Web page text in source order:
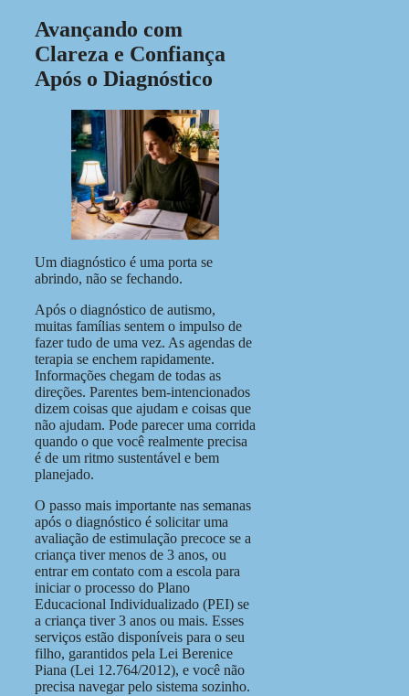
Avançando com
Clareza e Confiança
Após o Diagnóstico
Um diagnóstico é uma porta se
abrindo, não se fechando.
Após o diagnóstico de autismo,
muitas famílias sentem o impulso de
fazer tudo de uma vez. As agendas de
terapia se enchem rapidamente.
Informações chegam de todas as
direções. Parentes bem-intencionados
dizem coisas que ajudam e coisas que
não ajudam. Pode parecer uma corrida
quando o que você realmente precisa
é de um ritmo sustentável e bem
planejado.
O passo mais importante nas semanas
após o diagnóstico é solicitar uma
avaliação de estimulação precoce se a
criança tiver menos de 3 anos, ou
entrar em contato com a escola para
iniciar o processo do Plano
Educacional Individualizado (PEI) se
a criança tiver 3 anos ou mais. Esses
serviços estão disponíveis para o seu
filho, garantidos pela Lei Berenice
Piana (Lei 12.764/2012), e você não
precisa navegar pelo sistema sozinho.